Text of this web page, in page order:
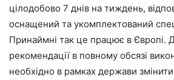
цілодобово 7 днів на тиждень,
оснащений та укомплектований
Принаймні так це працює в Європі.
рекомендації в повному обсязі
необхідно в рамках держави